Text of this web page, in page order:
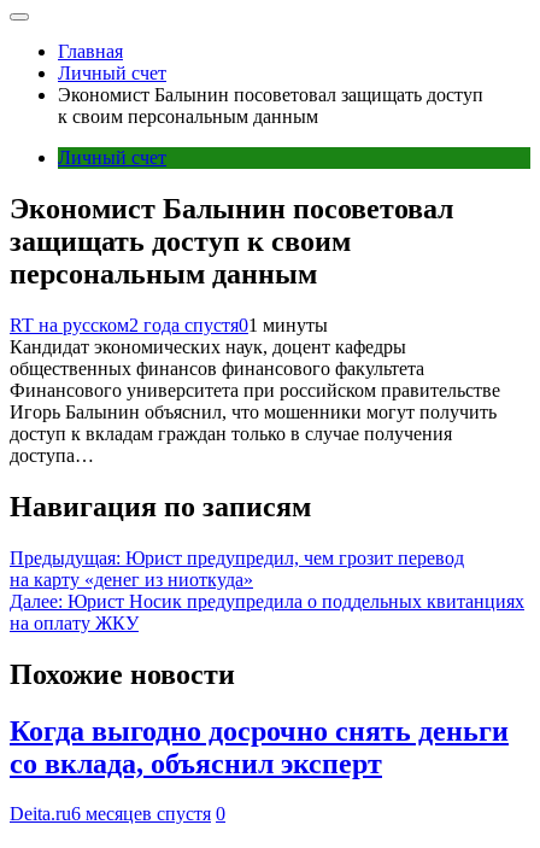
Главная
Личный счет
Экономист Балынин посоветовал защищать доступ
к своим персональным данным
Личный счет
Экономист Балынин посоветовал
защищать доступ к своим
персональным данным
RT на русском2 года спустя01 минуты
Кандидат экономических наук, доцент кафедры
общественных финансов финансового факультета
Финансового университета при российском правительстве
Игорь Балынин объяснил, что мошенники могут получить
доступ к вкладам граждан только в случае получения
доступа…
Навигация по записям
Предыдущая: Юрист предупредил, чем грозит перевод
на карту «денег из ниоткуда»
Далее: Юрист Носик предупредила о поддельных квитанциях
на оплату ЖКУ
Похожие новости
Когда выгодно досрочно снять деньги
со вклада, объяснил эксперт
Deita.ru6 месяцев спустя 0